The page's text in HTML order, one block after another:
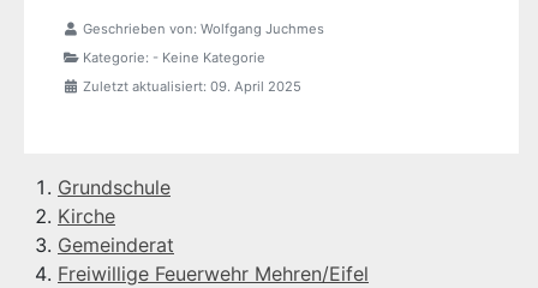
Geschrieben von: Wolfgang Juchmes
Kategorie: - Keine Kategorie
Zuletzt aktualisiert: 09. April 2025
Grundschule
Kirche
Gemeinderat
Freiwillige Feuerwehr Mehren/Eifel